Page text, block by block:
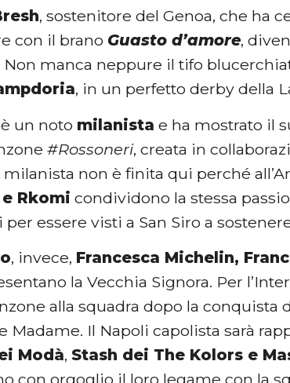
, sostenitore del Genoa, che ha
con il brano Guasto d’amore,
manca neppure il tifo
, in un perfetto derby della
un noto milanista e ha mostrato il
#Rossoneri, creata in
milanista non è finita qui perché
Rkomi condividono la stessa
essere visti a San Siro a
, invece, Francesca Michelin,
la Vecchia Signora. Per
alla squadra dopo la conquista
Madame. Il Napoli capolista sarà
Modà, Stash dei The Kolors e